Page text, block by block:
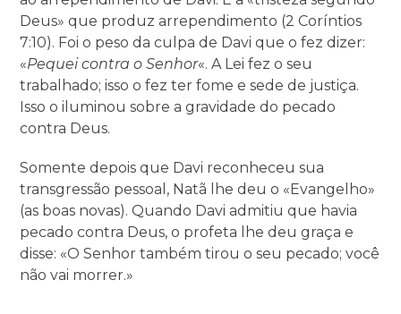
Deus» que produz arrependimento (2 Coríntios
7:10). Foi o peso da culpa de Davi que o fez dizer:
«Pequei contra o Senhor«. A Lei fez o seu
trabalhado; isso o fez ter fome e sede de justiça.
Isso o iluminou sobre a gravidade do pecado
contra Deus.
Somente depois que Davi reconheceu sua
transgressão pessoal, Natã lhe deu o «Evangelho»
(as boas novas). Quando Davi admitiu que havia
pecado contra Deus, o profeta lhe deu graça e
disse: «O Senhor também tirou o seu pecado; você
não vai morrer.»